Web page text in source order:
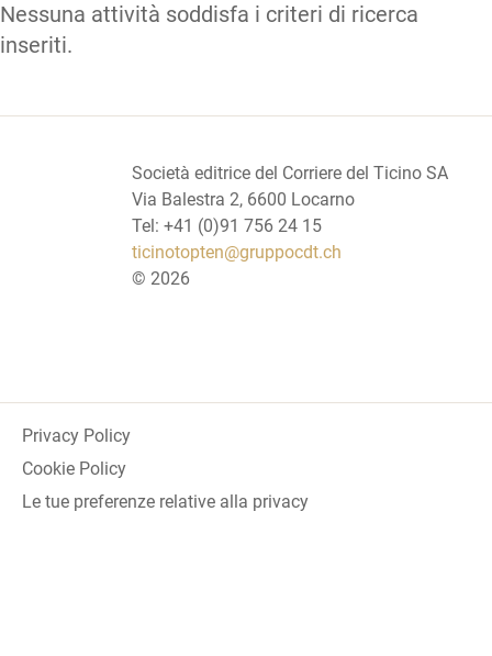
Nessuna attività soddisfa i criteri di ricerca
inseriti.
Società editrice del Corriere del Ticino SA
Via Balestra 2, 6600 Locarno
Tel: +41 (0)91 756 24 15
ticinotopten@gruppocdt.ch
© 2026
Privacy Policy
Cookie Policy
Le tue preferenze relative alla privacy